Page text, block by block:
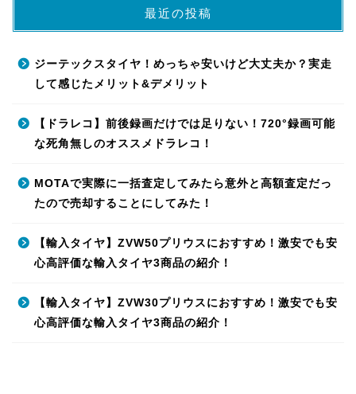
最近の投稿
ジーテックスタイヤ！めっちゃ安いけど大丈夫か？実走
して感じたメリット&デメリット
【ドラレコ】前後録画だけでは足りない！720°録画可能
な死角無しのオススメドラレコ！
MOTAで実際に一括査定してみたら意外と高額査定だっ
たので売却することにしてみた！
【輸入タイヤ】ZVW50プリウスにおすすめ！激安でも安
心高評価な輸入タイヤ3商品の紹介！
【輸入タイヤ】ZVW30プリウスにおすすめ！激安でも安
心高評価な輸入タイヤ3商品の紹介！